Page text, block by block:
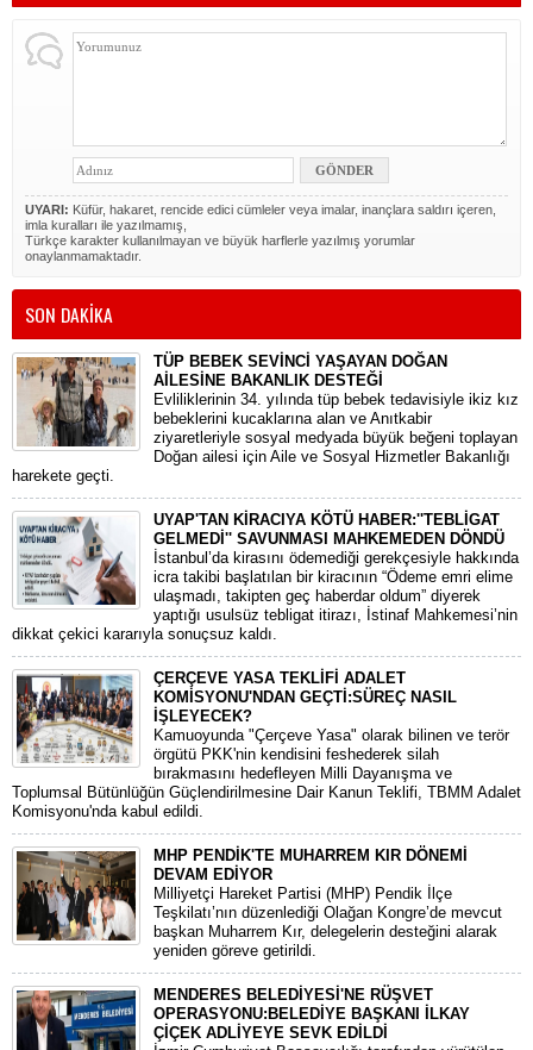
UYARI: Küfür, hakaret, rencide edici cümleler veya imalar, inançlara saldırı içeren,
imla kuralları ile yazılmamış,
Türkçe karakter kullanılmayan ve büyük harflerle yazılmış yorumlar
onaylanmamaktadır.
SON DAKİKA
TÜP BEBEK SEVİNCİ YAŞAYAN DOĞAN
AİLESİNE BAKANLIK DESTEĞİ
​Evliliklerinin 34. yılında tüp bebek tedavisiyle ikiz kız
bebeklerini kucaklarına alan ve Anıtkabir
ziyaretleriyle sosyal medyada büyük beğeni toplayan
Doğan ailesi için Aile ve Sosyal Hizmetler Bakanlığı
harekete geçti.
UYAP'TAN KİRACIYA KÖTÜ HABER:''TEBLİGAT
GELMEDİ'' SAVUNMASI MAHKEMEDEN DÖNDÜ
​İstanbul’da kirasını ödemediği gerekçesiyle hakkında
icra takibi başlatılan bir kiracının “Ödeme emri elime
ulaşmadı, takipten geç haberdar oldum” diyerek
yaptığı usulsüz tebligat itirazı, İstinaf Mahkemesi’nin
dikkat çekici kararıyla sonuçsuz kaldı.
ÇERÇEVE YASA TEKLİFİ ADALET
KOMİSYONU'NDAN GEÇTİ:SÜREÇ NASIL
İŞLEYECEK?
​Kamuoyunda "Çerçeve Yasa" olarak bilinen ve terör
örgütü PKK'nin kendisini feshederek silah
bırakmasını hedefleyen Milli Dayanışma ve
Toplumsal Bütünlüğün Güçlendirilmesine Dair Kanun Teklifi, TBMM Adalet
Komisyonu'nda kabul edildi.
MHP PENDİK'TE MUHARREM KIR DÖNEMİ
DEVAM EDİYOR
​Milliyetçi Hareket Partisi (MHP) Pendik İlçe
Teşkilatı’nın düzenlediği Olağan Kongre’de mevcut
başkan Muharrem Kır, delegelerin desteğini alarak
yeniden göreve getirildi.
MENDERES BELEDİYESİ'NE RÜŞVET
OPERASYONU:BELEDİYE BAŞKANI İLKAY
ÇİÇEK ADLİYEYE SEVK EDİLDİ